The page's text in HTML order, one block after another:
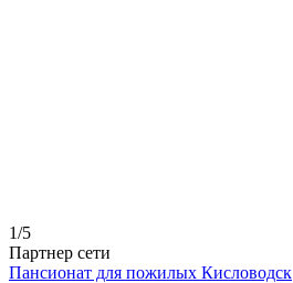
1/5
Партнер сети
Пансионат для пожилых Кисловодск